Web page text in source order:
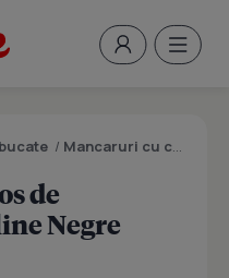
/ Mancaruri cu carne
de
Negre